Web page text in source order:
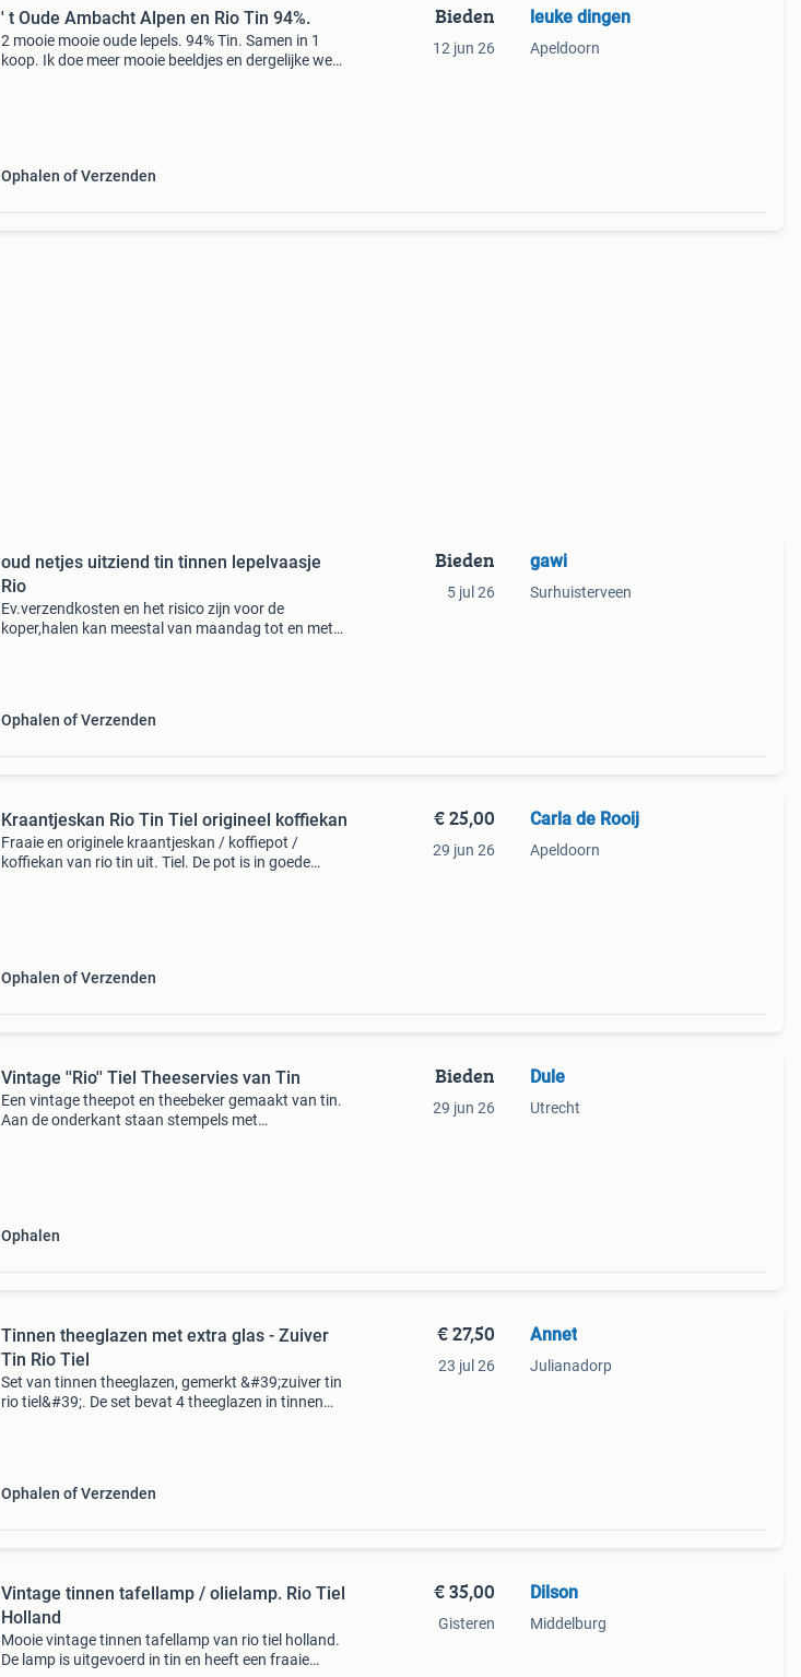
' t Oude Ambacht Alpen en Rio Tin 94%.
2 mooie mooie oude lepels. 94% Tin. Samen in 1
koop. Ik doe meer mooie beeldjes en dergelijke weg
Ophalen of Verzenden
Bieden
12 jun 26
leuke dingen
Apeldoorn
oud netjes uitziend tin tinnen lepelvaasje
Rio
Ev.verzendkosten en het risico zijn voor de
koper,halen kan meestal van maandag tot en met
Ophalen of Verzenden
Bieden
5 jul 26
gawi
Surhuisterveen
Kraantjeskan Rio Tin Tiel origineel koffiekan
Fraaie en originele kraantjeskan / koffiepot /
koffiekan van rio tin uit. Tiel. De pot is in goede
Ophalen of Verzenden
€ 25,00
29 jun 26
Carla de Rooij
Apeldoorn
Vintage ''Rio'' Tiel Theeservies van Tin
Een vintage theepot en theebeker gemaakt van tin.
Aan de onderkant staan stempels met
Ophalen
Bieden
29 jun 26
Dule
Utrecht
Tinnen theeglazen met extra glas - Zuiver
Tin Rio Tiel
Set van tinnen theeglazen, gemerkt &#39;zuiver tin
rio tiel&#39;. De set bevat 4 theeglazen in tinnen
Ophalen of Verzenden
€ 27,50
23 jul 26
Annet
Julianadorp
Vintage tinnen tafellamp / olielamp. Rio Tiel
Holland
Mooie vintage tinnen tafellamp van rio tiel holland.
De lamp is uitgevoerd in tin en heeft een fraaie
€ 35,00
Gisteren
Dilson
Middelburg